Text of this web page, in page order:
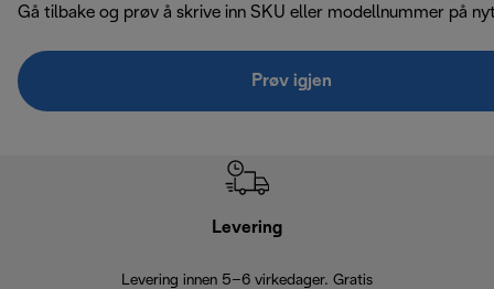
Gå tilbake og prøv å skrive inn SKU eller modellnummer på
Prøv igjen
Levering
Levering innen 5–6 virkedager. Gratis